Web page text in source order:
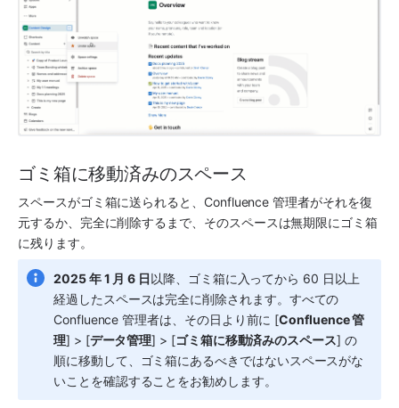
ゴミ箱に移動済みのスペース
スペースがゴミ箱に送られると、Confluence 管理者がそれを復
元するか、完全に削除するまで、そのスペースは無期限にゴミ箱
に残ります。
2025 年 1 月 6 日以降、ゴミ箱に入ってから 60 日以上
経過したスペースは完全に削除されます。すべての
Confluence 管理者は、その日より前に [Confluence 管
理] > [データ管理] > [ゴミ箱に移動済みのスペース] の
順に移動して、ゴミ箱にあるべきではないスペースがな
いことを確認することをお勧めします。